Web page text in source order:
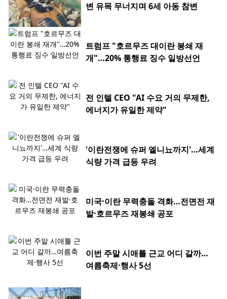
변 유목 무너지며 6세 아동 참변
트럼프 "호르무즈 대이란 봉쇄 재
개"…20% 통행료 징수 일방선언
전 인텔 CEO "AI 수요 거의 무제한,
에너지가 유일한 제약"
'이란전쟁에 슈퍼 엘니뇨까지'…세계
식량 가격 급등 우려
미국·이란 무력충돌 격화…전면전 재
발·호르무즈 재봉쇄 공포
이번 주말 시애틀 근교 어디 갈까…
여름축제·행사 5선